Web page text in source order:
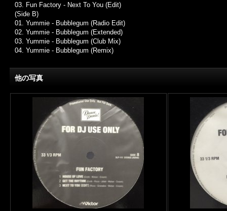
03. Fun Factory - Next To You (Edit)
(Side B)
01. Yummie - Bubblegum (Radio Edit)
02. Yummie - Bubblegum (Extended)
03. Yummie - Bubblegum (Club Mix)
04. Yummie - Bubblegum (Remix)
他の写真